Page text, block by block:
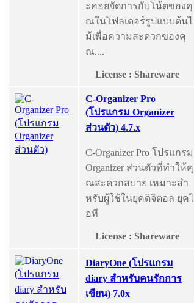
ะคอยจัดการกับโน้ตของคุ
ณในโฟลเดอร์รูปแบบต้นไ
ม้เพื่อความสะดวกของคุ
ณ....
License : Shareware
C-Organizer Pro
(โปรแกรม Organizer
ส่วนตัว) 4.7.x
C-Organizer Pro โปรแกรม
Organizer ส่วนตัวที่ทำให้คุ
ณสะดวกสบาย เหมาะสำ
หรับผู้ใช้ในยุคดิจิตอล ยุคไ
อที
License : Shareware
DiaryOne (โปรแกรม
diary สำหรับคนรักการ
เขียน) 7.0x